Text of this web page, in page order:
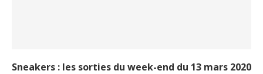
Sneakers : les sorties du week-end du 13 mars 2020